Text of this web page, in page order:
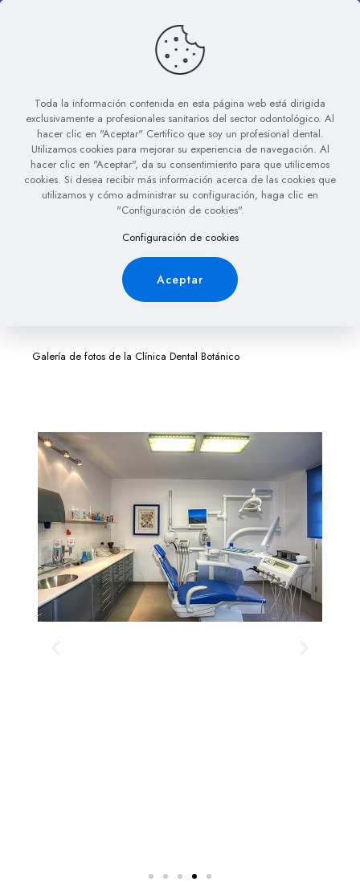
Equipo Kavo E80
Clínica Dental
Botánico
Malidente 6 de noviembre de 2011
Galería de fotos de la Clínica Dental Botánico
Toda la información contenida en esta página web está dirigida
exclusivamente a profesionales sanitarios del sector odontológico. Al
hacer clic en "Aceptar" Certifico que soy un profesional dental.
Utilizamos cookies para mejorar su experiencia de navegación. Al
hacer clic en "Aceptar", da su consentimiento para que utilicemos
cookies. Si desea recibir más información acerca de las cookies que
utilizamos y cómo administrar su configuración, haga clic en
"Configuración de cookies".
Configuración de cookies
Aceptar